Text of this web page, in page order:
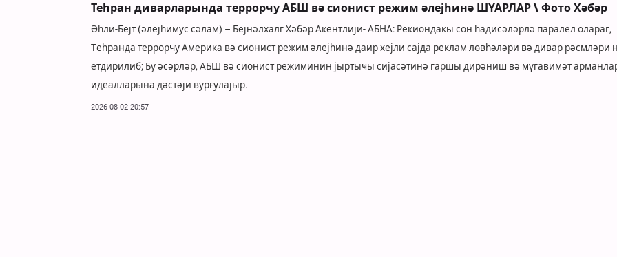
Теһран диварларында террорчу АБШ вә сионист режим әлејһинә ШҮАРЛАР \ Фото Хәбәр
Әһли-Бејт (әлејһимус сәлам) – Бејнәлхалг Хәбәр Аҝентлији- АБНА: Реҝиондакы сон һадисәләрлә паралел олараг,
Теһранда террорчу Америка вә сионист режим әлејһинә даир хејли сајда реклам лөвһәләри вә дивар рәсмләри
етдирилиб; Бу әсәрләр, АБШ вә сионист режиминин јыртыҹы сијасәтинә гаршы дирәниш вә мүгавимәт
идеалларына дәстәји вурғулајыр.
2026-08-02 20:57